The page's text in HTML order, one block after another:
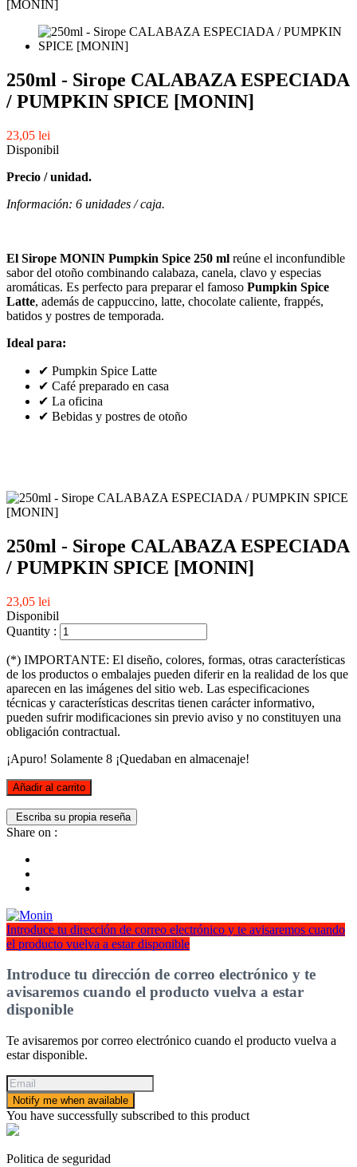
250ml - Sirope CALABAZA ESPECIADA
/ PUMPKIN SPICE [MONIN]
23,05 lei
Disponibil
Precio / unidad.
Información: 6 unidades / caja.
El Sirope MONIN Pumpkin Spice 250 ml reúne el inconfundible
sabor del otoño combinando calabaza, canela, clavo y especias
aromáticas. Es perfecto para preparar el famoso Pumpkin Spice
Latte, además de cappuccino, latte, chocolate caliente, frappés,
batidos y postres de temporada.
Ideal para:
✔ Pumpkin Spice Latte
✔ Café preparado en casa
✔ La oficina
✔ Bebidas y postres de otoño
250ml - Sirope CALABAZA ESPECIADA
/ PUMPKIN SPICE [MONIN]
23,05 lei
Disponibil
Quantity :
(*) IMPORTANTE: El diseño, colores, formas, otras características
de los productos o embalajes pueden diferir en la realidad de los que
aparecen en las imágenes del sitio web. Las especificaciones
técnicas y características descritas tienen carácter informativo,
pueden sufrir modificaciones sin previo aviso y no constituyen una
obligación contractual.
¡Apuro! Solamente 8 ¡Quedaban en almacenaje!
Añadir al carrito
Escriba su propia reseña
Share on :
Introduce tu dirección de correo electrónico y te avisaremos cuando
el producto vuelva a estar disponible
Introduce tu dirección de correo electrónico y te
avisaremos cuando el producto vuelva a estar
disponible
Te avisaremos por correo electrónico cuando el producto vuelva a
estar disponible.
Notify me when available
You have successfully subscribed to this product
Politica de seguridad